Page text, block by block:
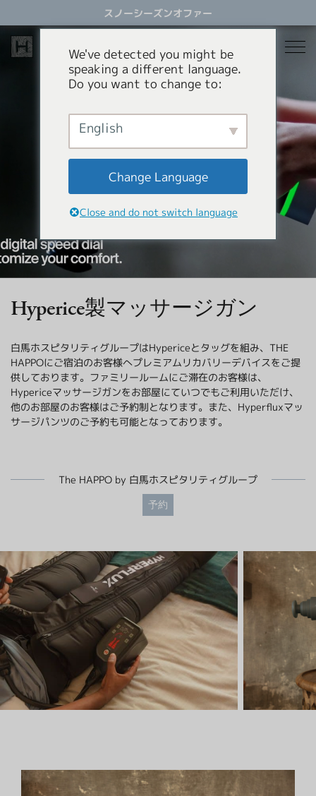
スノーシーズンオファー
SNOW SEASON
スノーシーズン
アパートメントホテル
贅沢なお食事体験 5選 その他
レストラン
アクティビティ
岩岳スウィング
クロスカントリースキー
温泉
もっと見る
アクティビティ
グリーンシーズン
イベント
ウィンターシーズン
イベント
オファー
HHGについて
HHGについて
最新情報
日本語
BOOK NOW
Hyperice製マッサージガン
白馬ホスピタリティグループはHypericeとタッグを組み、THE
HAPPOにご宿泊のお客様へプレミアムリカバリーデバイスをご提
供しております。ファミリールームにご滞在のお客様は、
Hypericeマッサージガンをお部屋にていつでもご利用いただけ、
他のお部屋のお客様はご予約制となります。また、Hyperfluxマッ
サージパンツのご予約も可能となっております。
The HAPPO by 白馬ホスピタリティグループ
予約
We've detected you might be
speaking a different language.
Do you want to change to:
English
Change Language
Close and do not switch language